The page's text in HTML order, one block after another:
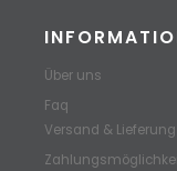
Über uns
Faq
Versand & Lieferung